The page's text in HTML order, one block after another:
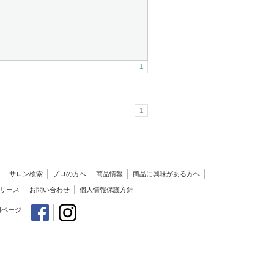
1
1
サロン検索 プロの方へ 商品情報 商品に興味がある方へ
ース お問い合わせ 個人情報保護方針
ージ